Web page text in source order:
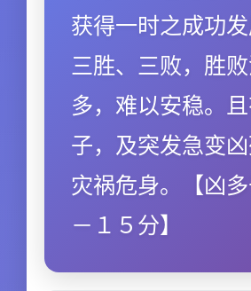
获得一时之成功
三胜、三败，胜
多，难以安稳。
子，及突发急变
灾祸危身。【凶多
－１５分】